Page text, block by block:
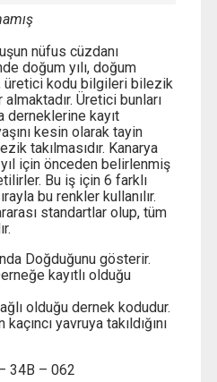
nüfus cüzdanı
doğum yılı, doğum
üretici kodu bilgileri bilezik
Üretici bunları
derneklerine kayıt
kesin olarak tayin
takılmasıdır. Kanarya
için önceden belirlenmiş
Bu iş için 6 farklı
bu renkler kullanılır.
standartlar olup, tüm
Doğduğunu gösterir.
kayıtlı olduğu
olduğu dernek kodudur.
yavruya takıldığını
34B – 062